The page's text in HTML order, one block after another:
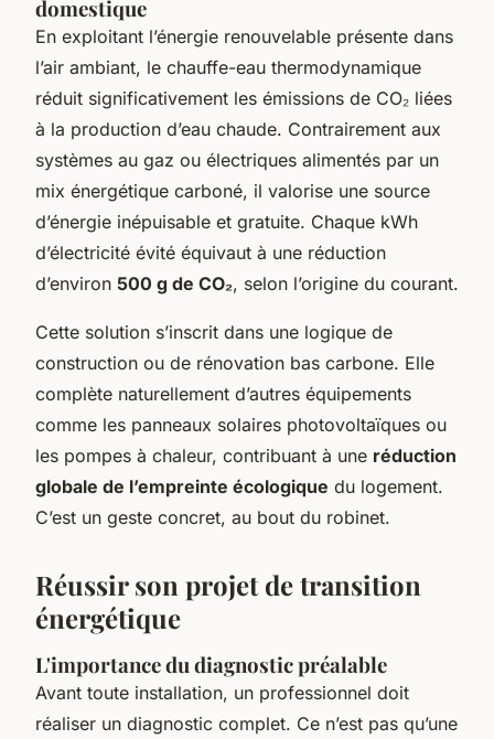
domestique
En exploitant l’énergie renouvelable présente dans
l’air ambiant, le chauffe-eau thermodynamique
réduit significativement les émissions de CO₂ liées
à la production d’eau chaude. Contrairement aux
systèmes au gaz ou électriques alimentés par un
mix énergétique carboné, il valorise une source
d’énergie inépuisable et gratuite. Chaque kWh
d’électricité évité équivaut à une réduction
d’environ 500 g de CO₂, selon l’origine du courant.
Cette solution s’inscrit dans une logique de
construction ou de rénovation bas carbone. Elle
complète naturellement d’autres équipements
comme les panneaux solaires photovoltaïques ou
les pompes à chaleur, contribuant à une réduction
globale de l’empreinte écologique du logement.
C’est un geste concret, au bout du robinet.
Réussir son projet de transition
énergétique
L'importance du diagnostic préalable
Avant toute installation, un professionnel doit
réaliser un diagnostic complet. Ce n’est pas qu’une